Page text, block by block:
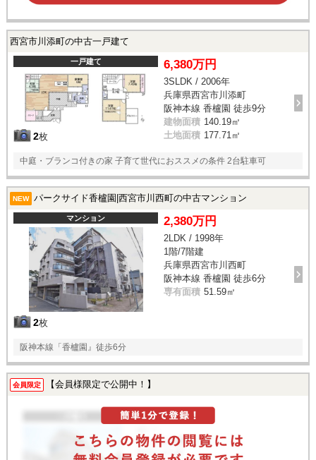
西宮市川添町の中古一戸建て
一戸建て
2枚
6,380万円
3SLDK / 2006年
兵庫県西宮市川添町
阪神本線 香櫨園 徒歩9分
建物面積 140.19㎡
土地面積 177.71㎡
中庭・ブランコ付きの家 子育て世代におススメの条件 2台駐車可
NEW パークサイド香櫨園|西宮市川西町の中古マンション
マンション
2枚
2,380万円
2LDK / 1998年
1階/7階建
兵庫県西宮市川西町
阪神本線 香櫨園 徒歩6分
専有面積 51.59㎡
阪神本線「香櫨園』徒歩6分
会員限定 【会員様限定で公開中！】